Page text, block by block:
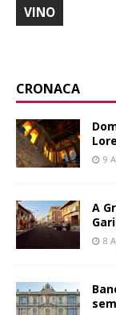
VINO
CRONACA
9
A
8